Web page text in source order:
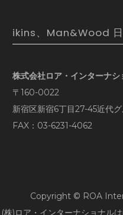
ikins、Man&Wood
株式会社ロア・インターナシ
〒160-0022
新宿区新宿6丁目27-45近代
FAX：03-6231-4062
Copyright © ROA
(株)ロア・インターナショナル